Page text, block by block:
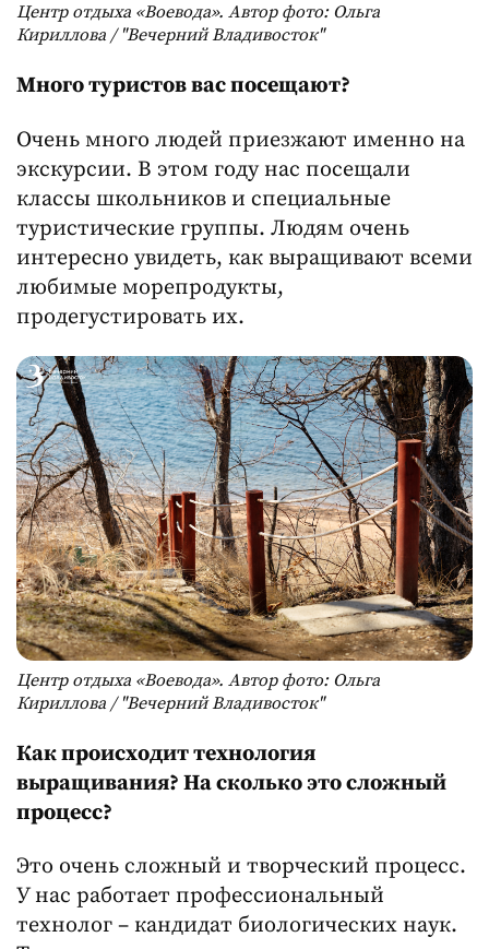
Центр отдыха «Воевода». Автор фото: Ольга
Кириллова / "Вечерний Владивосток"
Много туристов вас посещают?
Очень много людей приезжают именно на
экскурсии. В этом году нас посещали
классы школьников и специальные
туристические группы. Людям очень
интересно увидеть, как выращивают всеми
любимые морепродукты,
продегустировать их.
Центр отдыха «Воевода». Автор фото: Ольга
Кириллова / "Вечерний Владивосток"
Как происходит технология
выращивания? На сколько это сложный
процесс?
Это очень сложный и творческий процесс.
У нас работает профессиональный
технолог – кандидат биологических наук.